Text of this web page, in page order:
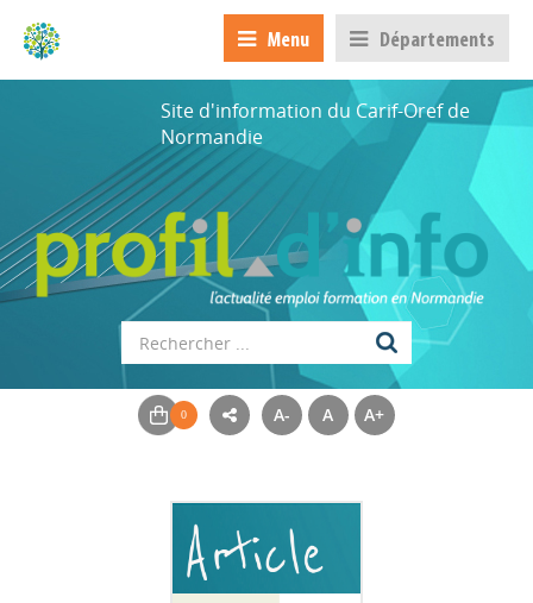
Menu Départements
Site d'information du Carif-Oref de
Normandie
A- A A+